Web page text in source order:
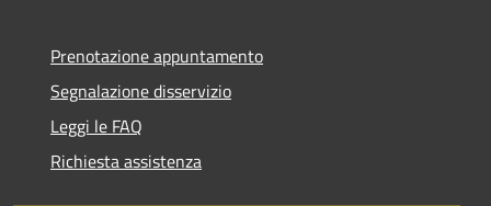
Prenotazione appuntamento
Segnalazione disservizio
Leggi le FAQ
Richiesta assistenza